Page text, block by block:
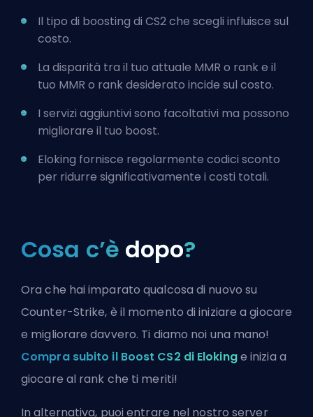
Il tipo di boosting di CS2 che scegli influisce sul
costo.
La disparità tra il tuo attuale MMR o rank e il
tuo MMR o rank desiderato incide sul costo.
I servizi aggiuntivi sono facoltativi ma possono
migliorare il tuo boost.
Eloking fornisce regolarmente codici sconto
per ridurre significativamente i costi totali.
Cosa c’è dopo?
Ora che hai imparato qualcosa di nuovo su
Counter-Strike, è il momento di iniziare a giocare
e migliorare davvero. Ti diamo noi una mano!
Compra subito il Boost CS2 di Elokinge inizia a
giocare al rank che ti meriti!
In alternativa, puoientrare nel nostro server